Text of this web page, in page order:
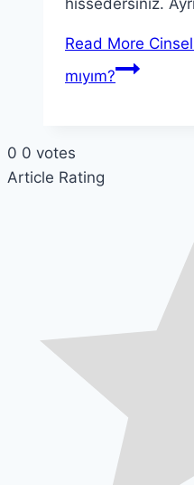
hissedersiniz.
Read More
mıyım?
0 0 votes
Article Rating